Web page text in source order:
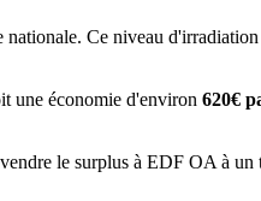
nationale. Ce niveau
une économie d'environ 620€
le surplus à EDF OA à